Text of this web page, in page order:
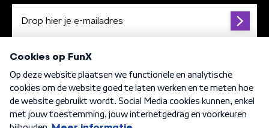
Algemene voorwaarden Privacybeleid